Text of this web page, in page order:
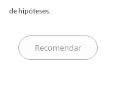
de hipóteses.​